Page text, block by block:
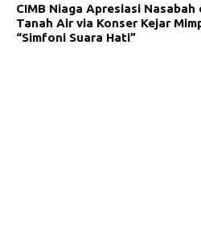
CIMB Niaga Apresiasi Nasabah
Tanah Air via Konser Kejar
“Simfoni Suara Hati”